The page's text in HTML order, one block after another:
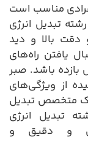
مناسب است
تبدیل انرژی
دقت بالا و دید
یافتن راه‌های
باشد. صبر
از ویژگی‌های
متخصص تبدیل
تبدیل انرژی
و دقیق و